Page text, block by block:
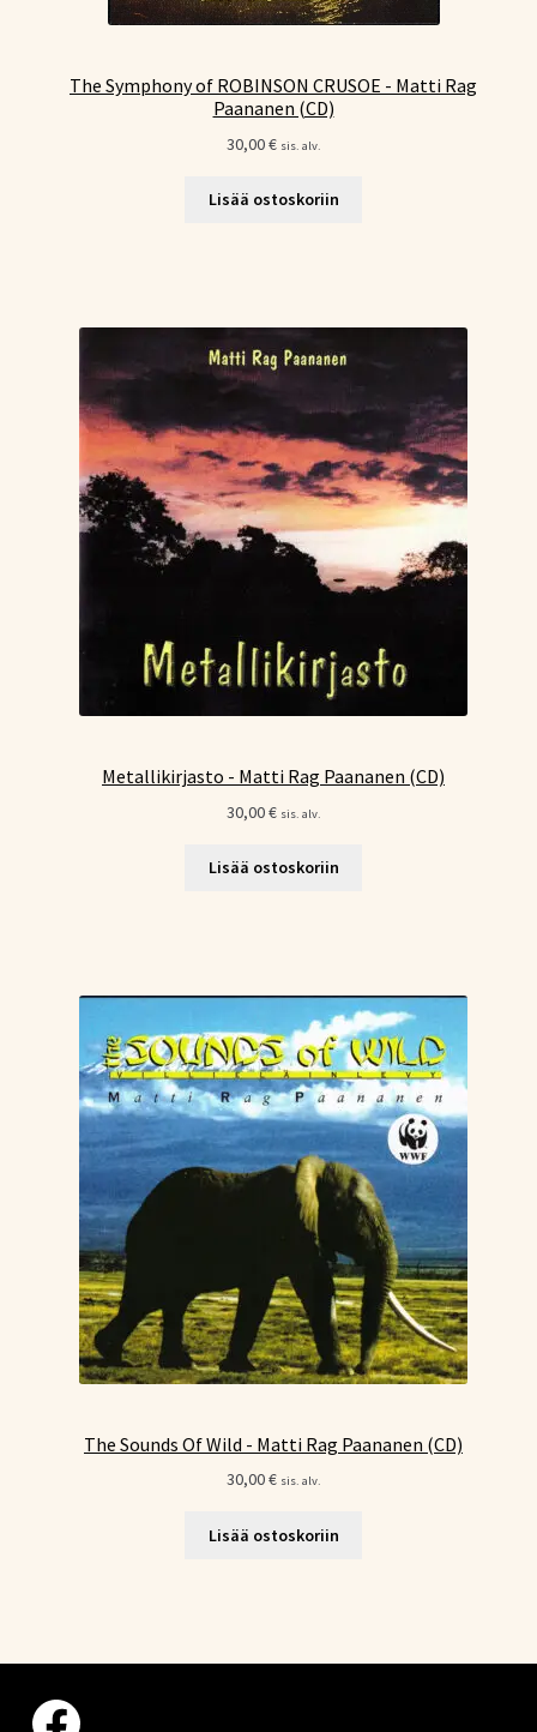
The Symphony of ROBINSON CRUSOE - Matti Rag
Paananen (CD)
30,00€ sis. alv.
Lisää ostoskoriin
Metallikirjasto - Matti Rag Paananen (CD)
30,00€ sis. alv.
Lisää ostoskoriin
The Sounds Of Wild - Matti Rag Paananen (CD)
30,00€ sis. alv.
Lisää ostoskoriin